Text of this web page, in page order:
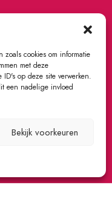
cookies om informatie
met deze
op deze site verwerken.
een nadelige invloed
Bekijk voorkeuren